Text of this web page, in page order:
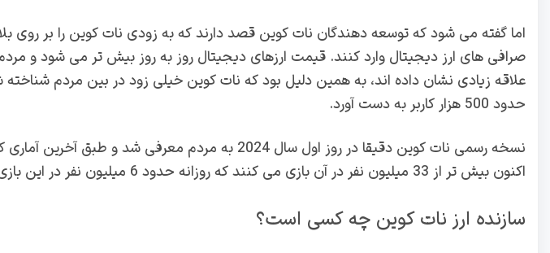
اما گفته می شود که توسعه دهندگان نات کوین قصد دارند که به زودی نات کوین را بر روی
صرافی های ارز دیجیتال وارد کنند. قیمت ارزهای دیجیتال روز به روز بیش تر می شود و
علاقه زیادی نشان داده اند، به همین دلیل بود که نات کوین خیلی زود در بین مردم
حدود 500 هزار کاربر به دست آورد.
نسخه رسمی نات کوین دقیقا در روز اول سال 2024 به مردم معرفی
اکنون بیش تر از 33 میلیون نفر در آن بازی می کنند که روزانه حدود 6 میلیون نفر در این بازی حضور فعال دارند.
سازنده ارز نات کوین چه کسی است؟